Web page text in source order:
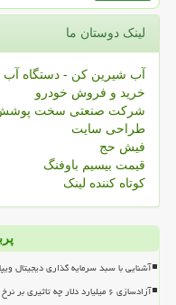
لینک دوستان ما
آب شیرین کن - دستگاه
خرید و فروش خودرو
شرکت صنعتی سخت
طراحی سایت
فیش حج
قیمت بیسیم باوفنگ
کوتاه کننده لینک
آشنایی با سبد سرمایه گذاری دیجیتال
آزادسازی ۶ میلیارد دلار چه تاثیری بر نرخ دلار و معیشت مردم دارد؟